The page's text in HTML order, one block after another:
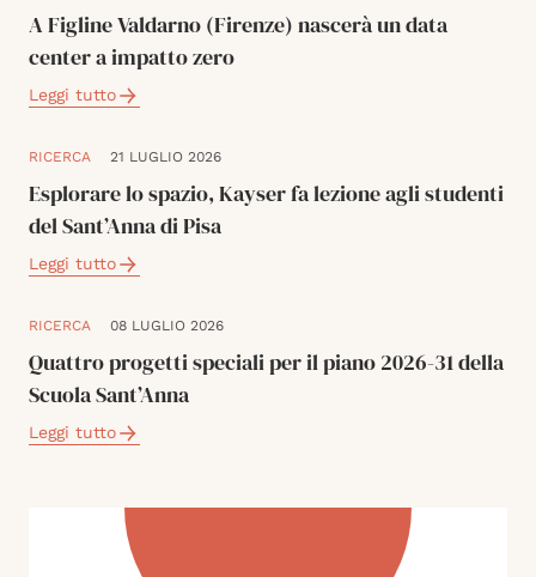
A Figline Valdarno (Firenze) nascerà un data
center a impatto zero
Leggi tutto
RICERCA 21 LUGLIO 2026
Esplorare lo spazio, Kayser fa lezione agli studenti
del Sant’Anna di Pisa
Leggi tutto
RICERCA 08 LUGLIO 2026
Quattro progetti speciali per il piano 2026-31 della
Scuola Sant’Anna
Leggi tutto